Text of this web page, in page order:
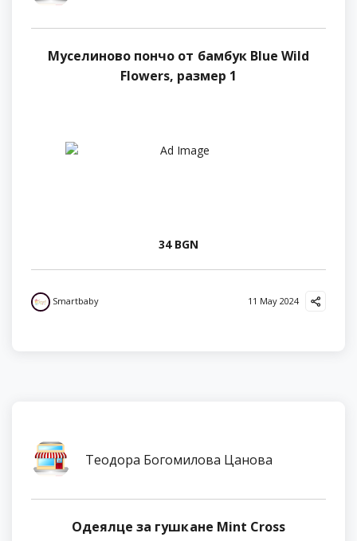
Муселиново пончо от бамбук Blue Wild
Flowers, размер 1
34 BGN
Smartbaby 11 May 2024
Теодора Богомилова Цанова
Одеялце за гушкане Mint Cross